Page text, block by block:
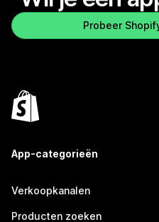
Probeer
App-categorieën
Verkoopkanalen
Producten zoeken